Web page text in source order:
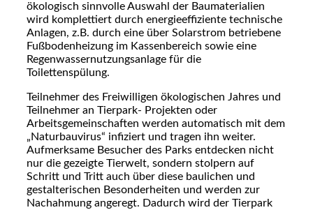
ökologisch sinnvolle Auswahl der Baumaterialien
wird komplettiert durch energieeffiziente technische
Anlagen, z.B. durch eine über Solarstrom betriebene
Fußbodenheizung im Kassenbereich sowie eine
Regenwassernutzungsanlage für die
Toilettenspülung.
Teilnehmer des Freiwilligen ökologischen Jahres und
Teilnehmer an Tierpark- Projekten oder
Arbeitsgemeinschaften werden automatisch mit dem
„Naturbauvirus“ infiziert und tragen ihn weiter.
Aufmerksame Besucher des Parks entdecken nicht
nur die gezeigte Tierwelt, sondern stolpern auf
Schritt und Tritt auch über diese baulichen und
gestalterischen Besonderheiten und werden zur
Nachahmung angeregt. Dadurch wird der Tierpark